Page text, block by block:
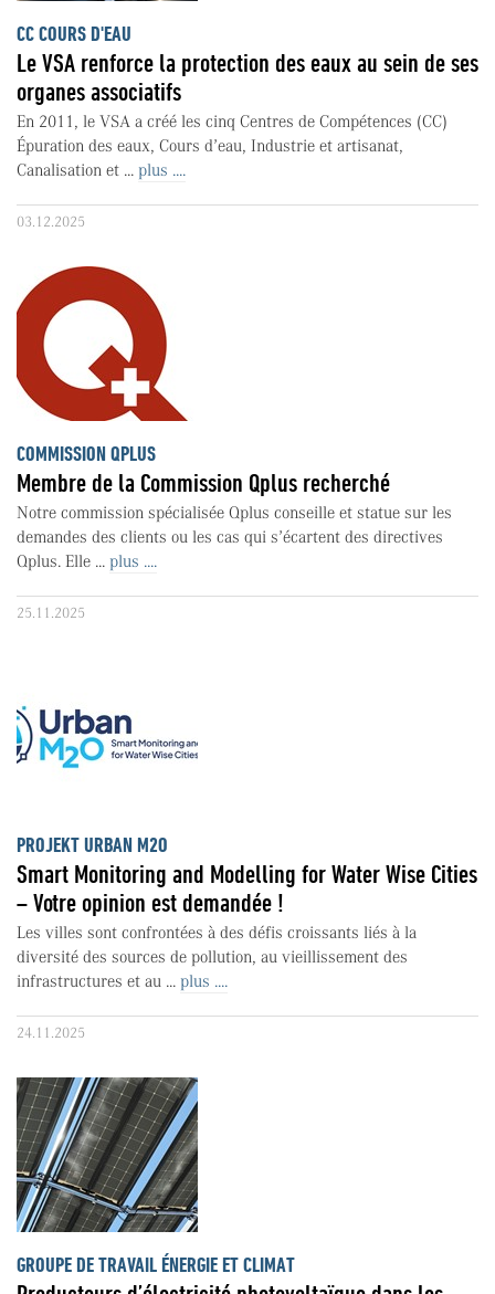
CC COURS D'EAU
Le VSA renforce la protection des eaux au sein de ses
organes associatifs
En 2011, le VSA a créé les cinq Centres de Compétences (CC)
Épuration des eaux, Cours d’eau, Industrie et artisanat,
Canalisation et ... plus ....
03.12.2025
COMMISSION QPLUS
Membre de la Commission Qplus recherché
Notre commission spécialisée Qplus conseille et statue sur les
demandes des clients ou les cas qui s’écartent des directives
Qplus. Elle ... plus ....
25.11.2025
PROJEKT URBAN M2O
Smart Monitoring and Modelling for Water Wise Cities
– Votre opinion est demandée !
Les villes sont confrontées à des défis croissants liés à la
diversité des sources de pollution, au vieillissement des
infrastructures et au ... plus ....
24.11.2025
GROUPE DE TRAVAIL ÉNERGIE ET CLIMAT